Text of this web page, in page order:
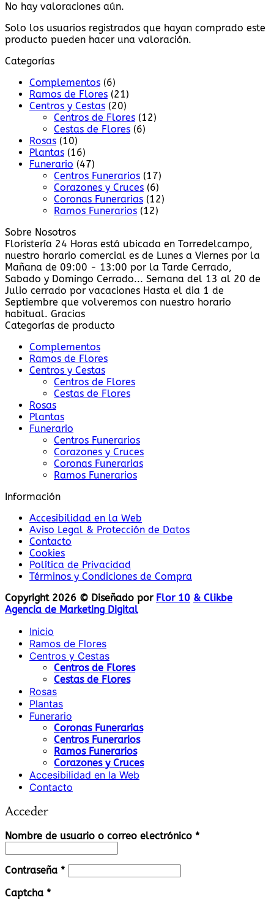
No hay valoraciones aún.
Solo los usuarios registrados que hayan comprado este
producto pueden hacer una valoración.
Categorías
Complementos (6)
Ramos de Flores (21)
Centros y Cestas (20)
Centros de Flores (12)
Cestas de Flores (6)
Rosas (10)
Plantas (16)
Funerario (47)
Centros Funerarios (17)
Corazones y Cruces (6)
Coronas Funerarias (12)
Ramos Funerarios (12)
Sobre Nosotros
Floristería 24 Horas está ubicada en Torredelcampo,
nuestro horario comercial es de Lunes a Viernes por la
Mañana de 09:00 - 13:00 por la Tarde Cerrado,
Sabado y Domingo Cerrado... Semana del 13 al 20 de
Julio cerrado por vacaciones Hasta el dia 1 de
Septiembre que volveremos con nuestro horario
habitual. Gracias
Categorías de producto
Complementos
Ramos de Flores
Centros y Cestas
Centros de Flores
Cestas de Flores
Rosas
Plantas
Funerario
Centros Funerarios
Corazones y Cruces
Coronas Funerarias
Ramos Funerarios
Información
Accesibilidad en la Web
Aviso Legal & Protección de Datos
Contacto
Cookies
Política de Privacidad
Términos y Condiciones de Compra
Copyright 2026 © Diseñado por Flor 10 & Clikbe
Agencia de Marketing Digital
Inicio
Ramos de Flores
Centros y Cestas
Centros de Flores
Cestas de Flores
Rosas
Plantas
Funerario
Coronas Funerarias
Centros Funerarios
Ramos Funerarios
Corazones y Cruces
Accesibilidad en la Web
Contacto
Acceder
Nombre de usuario o correo electrónico *Obligatorio
Contraseña *Obligatorio
Captcha *